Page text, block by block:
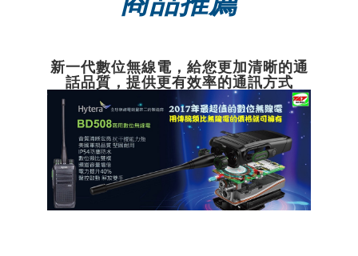
新一代數位無線電，給您更加清晰的通
話品質，提供更有效率的通訊方式